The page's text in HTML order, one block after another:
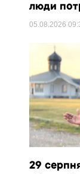
люди
05.08.2026
29